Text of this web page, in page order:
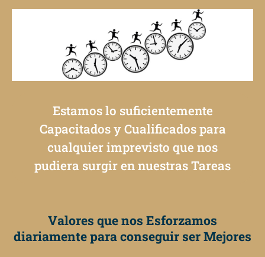
Estamos lo suficientemente
Capacitados y Cualificados para
cualquier imprevisto que nos
pudiera surgir en nuestras Tareas
Valores que nos Esforzamos
diariamente para conseguir ser Mejores